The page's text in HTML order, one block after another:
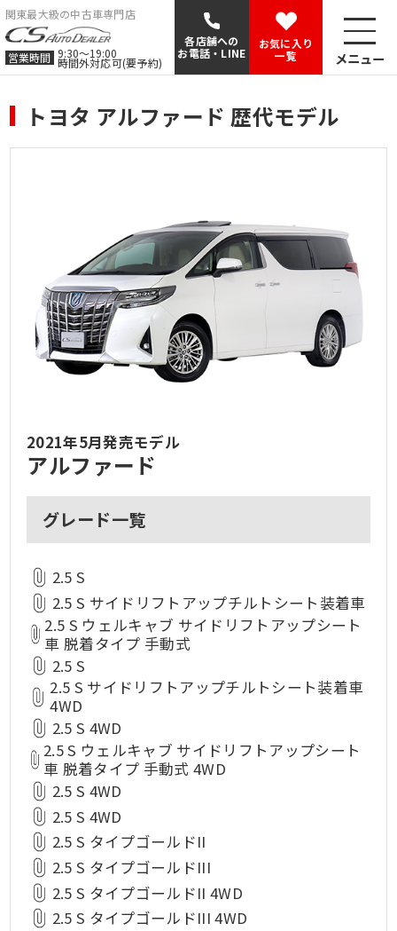
関東最大級の中古車専門店
営業時間 9:30〜19:00
時間外対応可(要予約)
各店舗への
お電話・LINE
お気に入り
一覧
メニュー
トヨタ アルファード 歴代モデル
2021年5月発売モデル
アルファード
グレード一覧
2.5 S
2.5 S サイドリフトアップチルトシート装着車
2.5 S ウェルキャブ サイドリフトアップシート
車 脱着タイプ 手動式
2.5 S
2.5 S サイドリフトアップチルトシート装着車
4WD
2.5 S 4WD
2.5 S ウェルキャブ サイドリフトアップシート
車 脱着タイプ 手動式 4WD
2.5 S 4WD
2.5 S 4WD
2.5 S タイプゴールドII
2.5 S タイプゴールドIII
2.5 S タイプゴールドII 4WD
2.5 S タイプゴールドIII 4WD